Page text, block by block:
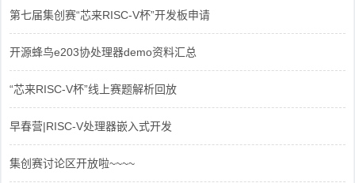
第七届集创赛“芯来RISC-V杯”开发板申请
开源蜂鸟e203协处理器demo资料汇总
“芯来RISC-V杯”线上赛题解析回放
早春营|RISC-V处理器嵌入式开发
集创赛讨论区开放啦~~~~